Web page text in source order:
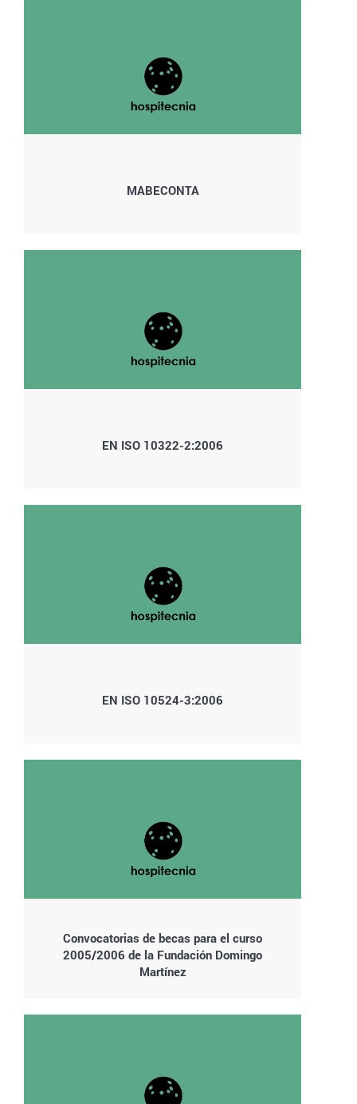
MABECONTA
EN ISO 10322-2:2006
EN ISO 10524-3:2006
Convocatorias de becas para el curso
2005/2006 de la Fundación Domingo
Martínez